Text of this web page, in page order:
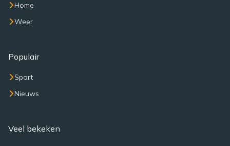
Home
Weer
Populair
Sport
Nieuws
Veel bekeken